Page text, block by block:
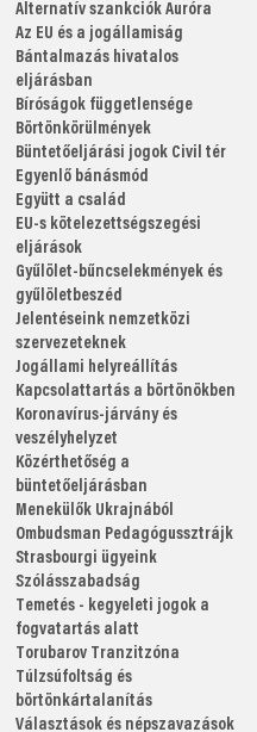
Alternatív szankciók Auróra
Az EU és a jogállamiság
Bántalmazás hivatalos
eljárásban
Bíróságok függetlensége
Börtönkörülmények
Büntetőeljárási jogok Civil tér
Egyenlő bánásmód
Együtt a család
EU-s kötelezettségszegési
eljárások
Gyűlölet-bűncselekmények és
gyűlöletbeszéd
Jelentéseink nemzetközi
szervezeteknek
Jogállami helyreállítás
Kapcsolattartás a börtönökben
Koronavírus-járvány és
veszélyhelyzet
Közérthetőség a
büntetőeljárásban
Menekülők Ukrajnából
Ombudsman Pedagógussztrájk
Strasbourgi ügyeink
Szólásszabadság
Temetés - kegyeleti jogok a
fogvatartás alatt
Torubarov Tranzitzóna
Túlzsúfoltság és
börtönkártalanítás
Választások és népszavazások